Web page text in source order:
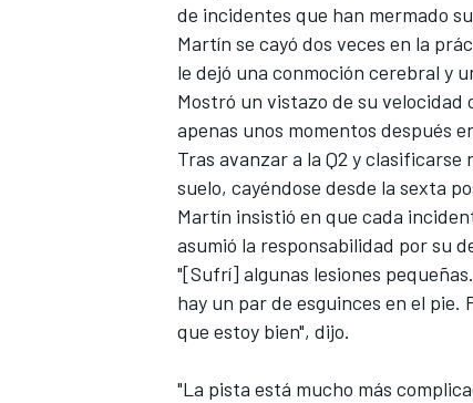
WRC
de incidentes que han mermado
Martín se cayó dos veces en la
le dejó una conmoción cerebral y
Mostró un vistazo de su velocidad
apenas unos momentos después
Tras avanzar a la Q2 y
suelo, cayéndose desde la sexta
Martín insistió en que cada
asumió la responsabilidad por su
"[Sufrí] algunas lesiones
hay un par de esguinces en el
que estoy bien", dijo.
"La pista está mucho más